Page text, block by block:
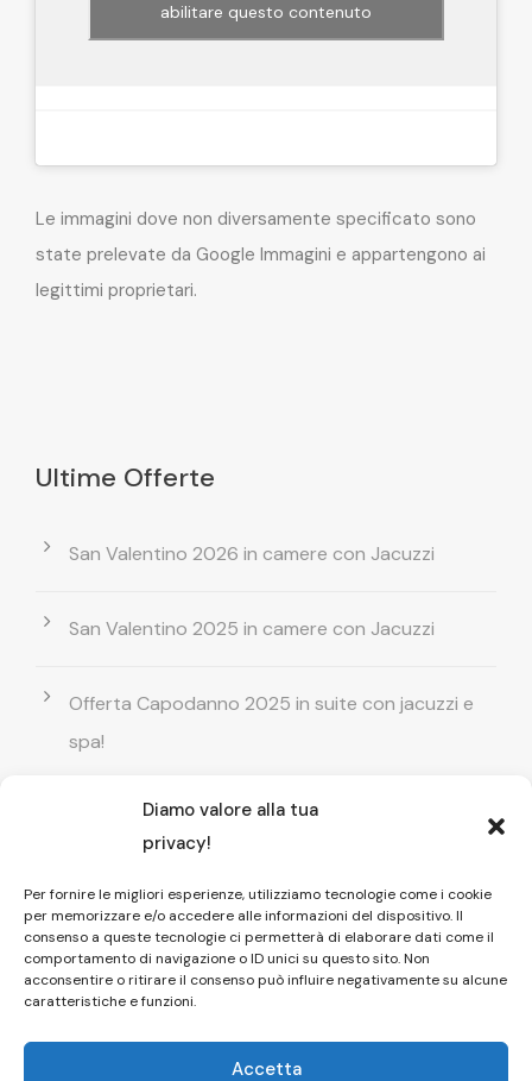
Diamo valore alla tua
privacy!
Per fornire le migliori esperienze, utilizziamo tecnologie come i cookie
per memorizzare e/o accedere alle informazioni del dispositivo. Il
consenso a queste tecnologie ci permetterà di elaborare dati come il
comportamento di navigazione o ID unici su questo sito. Non
acconsentire o ritirare il consenso può influire negativamente su alcune
caratteristiche e funzioni.
Accetta
abilitare questo contenuto
Le immagini dove non diversamente specificato sono
state prelevate da Google Immagini e appartengono ai
legittimi proprietari.
Ultime Offerte
San Valentino 2026 in camere con Jacuzzi
San Valentino 2025 in camere con Jacuzzi
Offerta Capodanno 2025 in suite con jacuzzi e
spa!
Offerta Natale in camera con vasca
idromassaggio ! Prenota il tuo relax esclusivo
Entrata GRATUITA in Piscina esterna! Il tuo relax
di coppia